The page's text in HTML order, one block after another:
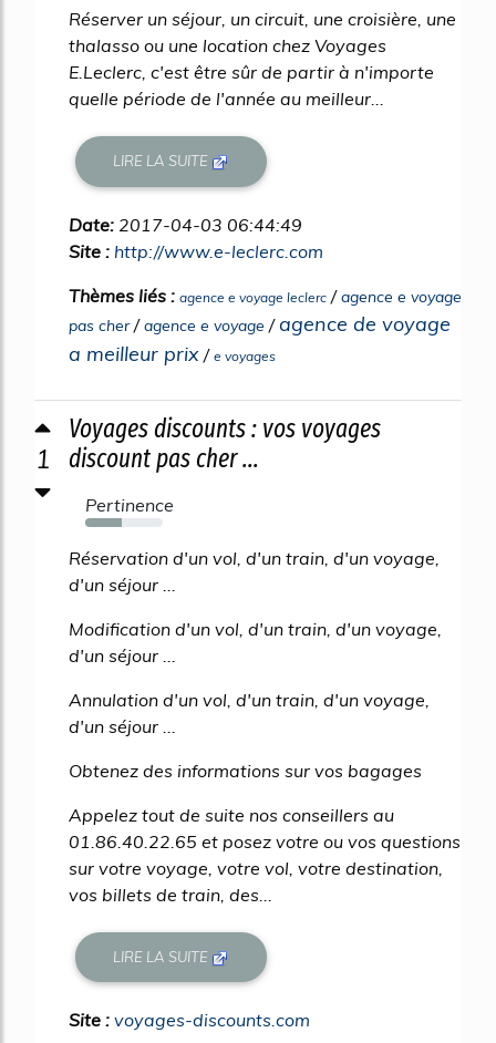
Réserver un séjour, un circuit, une croisière, une
thalasso ou une location chez Voyages
E.Leclerc, c'est être sûr de partir à n'importe
quelle période de l'année au meilleur...
LIRE LA SUITE
Date: 2017-04-03 06:44:49
Site : http://www.e-leclerc.com
Thèmes liés : agence e voyage leclerc /agence e voyage
pas cher/agence e voyage /agence de voyage
a meilleur prix / e voyages
1
Voyages discounts : vos voyages
discount pas cher ...
Pertinence
47%
Réservation d'un vol, d'un train, d'un voyage,
d'un séjour ...
Modification d'un vol, d'un train, d'un voyage,
d'un séjour ...
Annulation d'un vol, d'un train, d'un voyage,
d'un séjour ...
Obtenez des informations sur vos bagages
Appelez tout de suite nos conseillers au
01.86.40.22.65 et posez votre ou vos questions
sur votre voyage, votre vol, votre destination,
vos billets de train, des...
LIRE LA SUITE
Site : voyages-discounts.com